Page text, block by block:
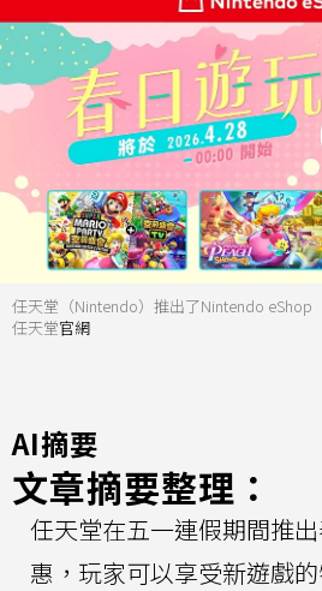
任天堂（Nintendo）推出了Nintendo eShop
任天堂官網
AI摘要
文章摘要整理：
任天堂在五一連假期間推
惠，玩家可以享受新遊戲